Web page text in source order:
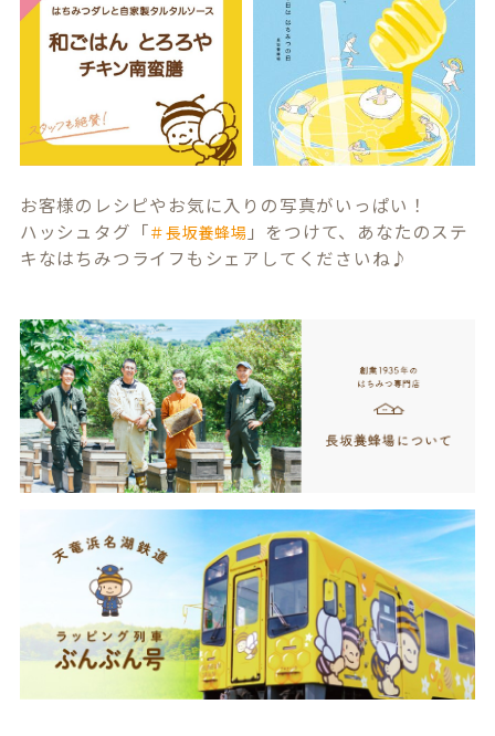
お客様のレシピやお気に入りの写真がいっぱい！
ハッシュタグ「＃長坂養蜂場 」をつけて、あなたのステ
キなはちみつライフもシェアしてくださいね♪